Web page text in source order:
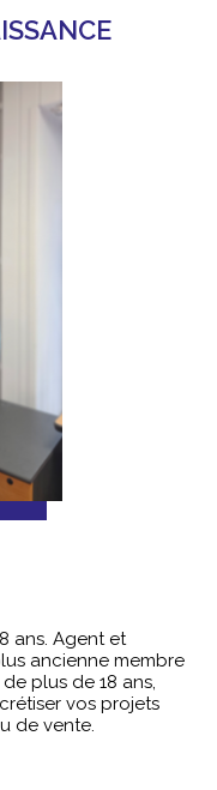
ancienne membre
plus de 18 ans,
vos projets
de vente.